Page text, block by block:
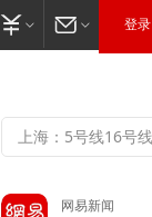
登录
网易新闻